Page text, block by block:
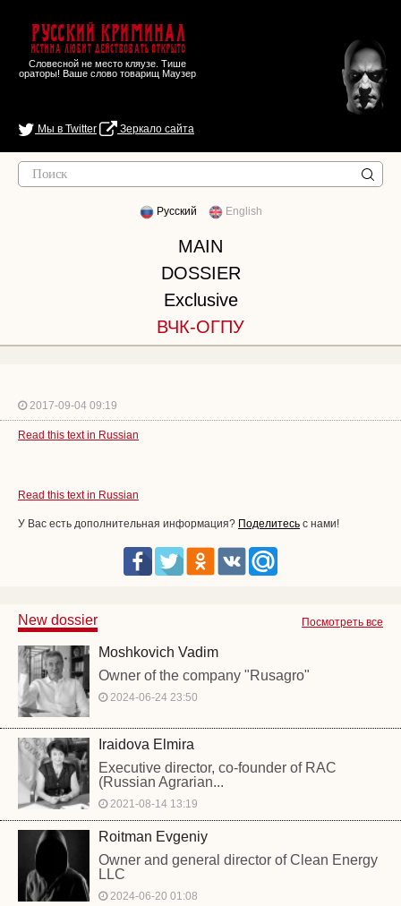
Русский Криминал
Истина любит действовать открыто
Словесной не место кляузе. Тише
ораторы! Ваше слово товарищ Маузер
Мы в Twitter Зеркало сайта
Русский English
MAIN
DOSSIER
Exclusive
ВЧК-ОГПУ
2017-09-04 09:19
Read this text in Russian
Read this text in Russian
У Вас есть дополнительная информация? Поделитесь с нами!
Посмотреть все
New dossier
Moshkovich Vadim
Owner of the company "Rusagro"
2024-06-24 23:50
Iraidova Elmira
Executive director, co-founder of RAC
(Russian Agrarian...
2021-08-14 13:19
Roitman Evgeniy
Owner and general director of Clean Energy
LLC
2024-06-20 01:08